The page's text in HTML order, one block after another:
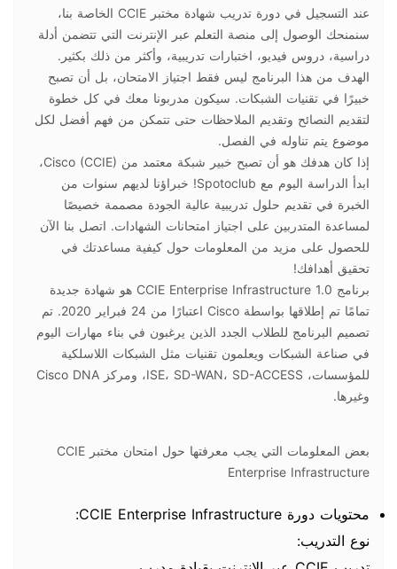
عند التسجيل في دورة تدريب شهادة مختبر CCIE الخاصة بنا،
سنمنحك الوصول إلى منصة التعلم عبر الإنترنت التي تتضمن أدلة
دراسية، دروس فيديو، اختبارات تدريبية، وأكثر من ذلك بكثير.
الهدف من هذا البرنامج ليس فقط اجتياز الامتحان، بل أن تصبح
خبيرًا في تقنيات الشبكات. سيكون مدربونا معك في كل خطوة
لتقديم النصائح وتقديم الملاحظات حتى تتمكن من فهم أفضل لكل
موضوع يتم تناوله في الفصل.
إذا كان هدفك هو أن تصبح خبير شبكة معتمد من Cisco (CCIE)،
ابدأ الدراسة اليوم مع Spotoclub! خبراؤنا لديهم سنوات من
الخبرة في تقديم حلول تدريبية عالية الجودة مصممة خصيصًا
لمساعدة المتدربين على اجتياز امتحانات الشهادات. اتصل بنا الآن
للحصول على مزيد من المعلومات حول كيفية مساعدتك في
تحقيق أهدافك!
برنامج CCIE Enterprise Infrastructure 1.0 هو شهادة جديدة
تمامًا تم إطلاقها بواسطة Cisco اعتبارًا من 24 فبراير 2020. تم
تصميم البرنامج للطلاب الجدد الذين يرغبون في بناء مهارات اليوم
في صناعة الشبكات ويعلمون تقنيات مثل الشبكات اللاسلكية
للمؤسسات، ISE، SD-WAN، SD-ACCESS، ومركز Cisco DNA
وغيرها.
بعض المعلومات التي يجب معرفتها حول امتحان مختبر CCIE
Enterprise Infrastructure
محتويات دورة CCIE Enterprise Infrastructure:
نوع التدريب: